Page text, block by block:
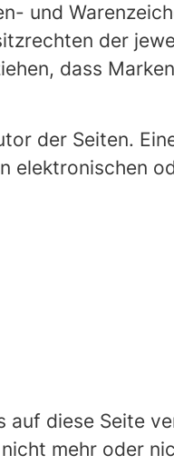
und
der
dass
der Seiten.
elektronischen
auf diese Seite
mehr oder